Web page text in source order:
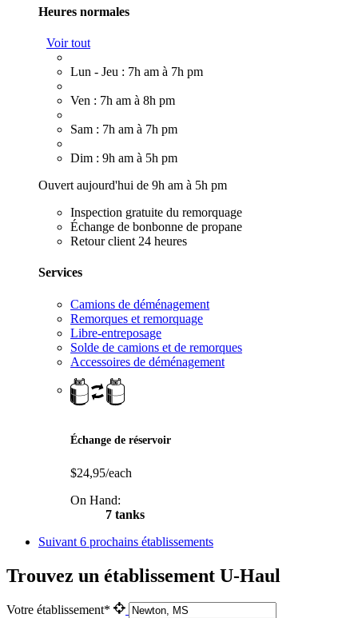
Heures normales
Voir tout
Lun - Jeu : 7h am à 7h pm
Ven : 7h am à 8h pm
Sam : 7h am à 7h pm
Dim : 9h am à 5h pm
Ouvert aujourd'hui de 9h am à 5h pm
Inspection gratuite du remorquage
Échange de bonbonne de propane
Retour client 24 heures
Services
Camions de déménagement
Remorques et remorquage
Libre-entreposage
Solde de camions et de remorques
Accessoires de déménagement
Échange de réservoir
$24,95/each
On Hand:
7 tanks
Suivant 6 prochains établissements
Trouvez un établissement U-Haul
Votre établissement*